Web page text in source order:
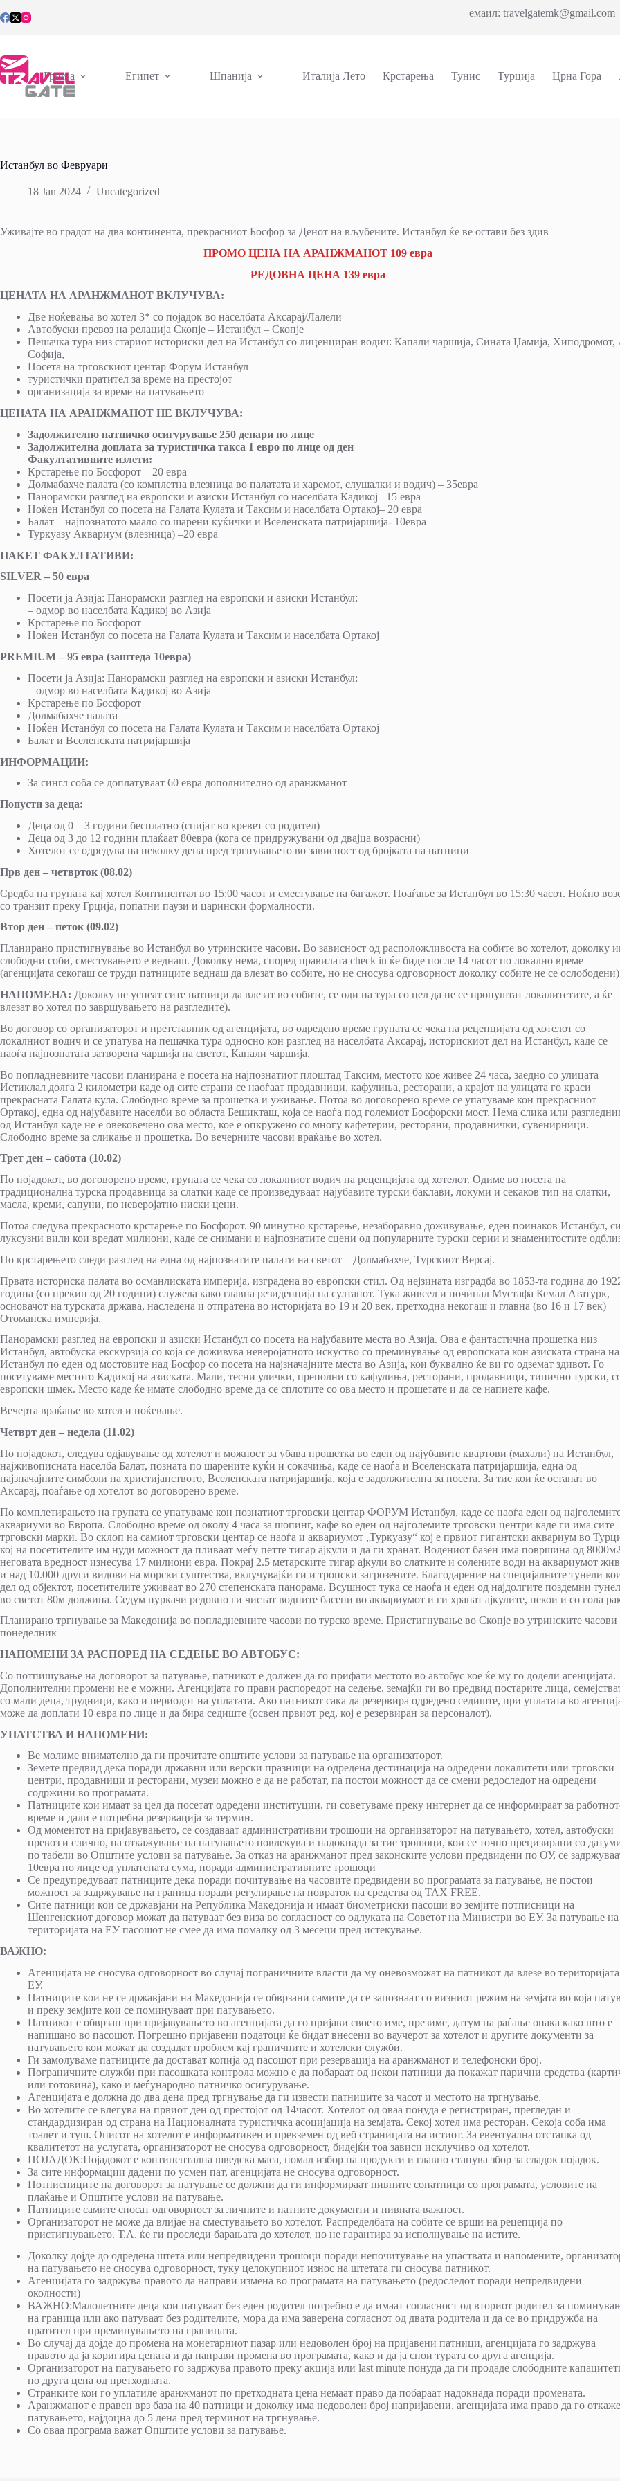
to
емаил:
Грција Египет Шпанија Италија Лето Крстарења Тунис Турција Црна Гора
Истанбул во Февруари
18 Jan 2024 Uncategorized
Уживајте во градот на два континента, прекрасниот Босфор за Денот на вљубените. Истанбул ќе ве остави без здив
ПРОМО ЦЕНА НА АРАНЖМАНОТ 109 евра
РЕДОВНА ЦЕНА 139 евра
ЦЕНАТА НА АРАНЖМАНОТ ВКЛУЧУВА:
Две ноќевања во хотел 3* со појадок во населбата Аксарај/Лалели
Автобуски превоз на релација Скопје – Истанбул – Скопје
Пешачка тура низ стариот историски дел на Истанбул со лиценциран водич: Капали чаршија, Сината Џамија, Хиподромот,
Софија,
Посета на трговскиот центар Форум Истанбул
туристички пратител за време на престојот
организација за време на патувањето
ЦЕНАТА НА АРАНЖМАНОТ НЕ ВКЛУЧУВА:
Задолжително патничко осигурување 250 денари по лице
Задолжителна доплата за туристичка такса 1 евро по лице од ден
Факултативните излети:
Крстарење по Босфорот – 20 евра
Долмабахче палата (со комплетна влезница во палатата и харемот, слушалки и водич) – 35евра
Панорамски разглед на европски и азиски Истанбул со населбата Кадикој– 15 евра
Ноќен Истанбул со посета на Галата Кулата и Таксим и населбата Ортакој– 20 евра
Балат – најпознатото маало со шарени куќички и Вселенската патријаршија- 10евра
Туркуазу Аквариум (влезница) –20 евра
ПАКЕТ ФАКУЛТАТИВИ:
SILVER – 50 евра
Посети ја Азија: Панорамски разглед на европски и азиски Истанбул:
– одмор во населбата Кадикој во Азија
Крстарење по Босфорот
Ноќен Истанбул со посета на Галата Кулата и Таксим и населбата Ортакој
PREMIUM – 95 евра (заштеда 10евра)
Посети ја Азија: Панорамски разглед на европски и азиски Истанбул:
– одмор во населбата Кадикој во Азија
Крстарење по Босфорот
Долмабахче палата
Ноќен Истанбул со посета на Галата Кулата и Таксим и населбата Ортакој
Балат и Вселенската патријаршија
ИНФОРМАЦИИ:
За сингл соба се доплатуваат 60 евра дополнително од аранжманот
Попусти за деца:
Деца од 0 – 3 години бесплатно (спијат во кревет со родител)
Деца од 3 до 12 години плаќаат 80евра (кога се придружувани од двајца возрасни)
Хотелот се одредува на неколку дена пред тргнувањето во зависност од бројката на патници
Прв ден – четврток (08.02)
Средба на групата кај хотел Континентал во 15:00 часот и сместување на багажот. Поаѓање за Истанбул во 15:30 часот. Ноќно
со транзит преку Грција, попатни паузи и царински формалности.
Втор ден – петок (09.02)
Планирано пристигнување во Истанбул во утринските часови. Во зависност од расположливостa на собите во хотелот, доколку
слободни соби, сместувањето е веднаш. Доколку нема, според правилата check in ќе биде после 14 часот по локално време
(агенцијата секогаш се труди патниците веднаш да влезат во собите, но не сносува одговорност доколку собите не се
НАПОМЕНА: Доколку не успеат сите патници да влезат во собите, се оди на тура со цел да не се пропуштат локалитетите, а ќе
влезат во хотел по завршувањето на разгледите).
Во договор со организаторот и претставник од агенцијата, во одредено време групата се чека на рецепцијата од хотелот со
локалниот водич и се упатува на пешачка тура односно кон разглед на населбата Аксарај, историскиот дел на Истанбул, каде се
наоѓа најпознатата затворена чаршија на светот, Капали чаршија.
Во попладневните часови планирана е посета на најпознатиот плоштад Таксим, местото кое живее 24 часа, заедно со улицата
Истиклал долга 2 километри каде од сите страни се наоѓаат продавници, кафулиња, ресторани, а крајот на улицата го краси
прекрасната Галата кула. Слободно време за прошетка и уживање. Потоа во договорено време се упатуваме кон прекрасниот
Ортакој, една од најубавите населби во областа Бешикташ, која се наоѓа под големиот Босфорски мост. Нема слика или
од Истанбул каде не е овековечено ова место, кое е опкружено со многу кафетерии, ресторани, продавнички, сувенирници.
Слободно време за сликање и прошетка. Во вечерните часови враќање во хотел.
Трет ден – сабота (10.02)
По појадокот, во договорено време, групата се чека со локалниот водич на рецепцијата од хотелот. Одиме во посета на
традиционална турска продавница за слатки каде се произведуваат најубавите турски баклави, локуми и секаков тип на слатки,
масла, креми, сапуни, по неверојатно ниски цени.
Потоа следува прекрасното крстарење по Босфорот. 90 минутно крстарење, незаборавно доживување, еден поинаков Истанбул,
луксузни вили кои вредат милиони, каде се снимани и најпознатите сцени од популарните турски серии и знаменитостите
По крстарењето следи разглед на една од најпознатите палати на светот – Долмабахче, Турскиот Версај.
Првата историска палата во османлиската империја, изградена во европски стил. Од нејзината изградба во 1853-та година до
година (со прекин од 20 години) служела како главна резиденција на султанот. Тука живеел и починал Мустафа Кемал Ататурк,
основачот на турската држава, наследена и отпратена во историјата во 19 и 20 век, претходна некогаш и главна (во 16 и 17 век)
Отоманска империја.
Панорамски разглед на европски и азиски Истанбул со посета на најубавите места во Азија. Ова е фантастична прошетка низ
Истанбул, автобуска екскурзија со која се доживува неверојатното искуство со преминување од европската кон азиската страна на
Истанбул по еден од мостовите над Босфор со посета на најзначајните места во Азија, кои буквално ќе ви го одземат здивот. Го
посетуваме местото Кадикој на азиската. Мали, тесни улички, преполни со кафулиња, ресторани, продавници, типично турски,
европски шмек. Место каде ќе имате слободно време да се сплотите со ова место и прошетате и да се напиете кафе.
Вечерта враќање во хотел и ноќевање.
Четврт ден – недела (11.02)
По појадокот, следува одјавување од хотелот и можност за убава прошетка во еден од најубавите квартови (махали) на Истанбул,
најживописната населба Балат, позната по шарените куќи и сокачиња, каде се наоѓа и Вселенската патријаршија, една од
најзначајните симболи на христијанството, Вселенската патријаршија, која е задолжителна за посета. За тие кои ќе останат во
Аксарај, поаѓање од хотелот во договорено време.
По комплетирањето на групата се упатуваме кон познатиот трговски центар ФОРУМ Истанбул, каде се наоѓа еден од
аквариуми во Европа. Слободно време од околу 4 часа за шопинг, кафе во еден од најголемите трговски центри каде ги има сите
трговски марки. Во склоп на самиот трговски центар се наоѓа и аквариумот „Туркуазу“ кој е првиот гигантски аквариум во
кој на посетителите им нуди можност да пливаат меѓу петте тигар ајкули и да ги хранат. Водениот базен има површина од
неговата вредност изнесува 17 милиони евра. Покрај 2.5 метарските тигар ајкули во слатките и солените води на аквариумот
и над 10.000 други видови на морски суштества, вклучувајќи ги и тропски загрозените. Благодарение на специјалните тунели
дел од објектот, посетителите уживаат во 270 степенската панорама. Всушност тука се наоѓа и еден од најдолгите поздемни
во светот 80м должина. Седум нуркачи редовно ги чистат водните басени во аквариумот и ги хранат ајкулите, некои и со гола
Планирано тргнување за Македонија во попладневните часови по турско време. Пристигнување во Скопје во утринските часови
понеделник
НАПОМЕНИ ЗА РАСПОРЕД НА СЕДЕЊЕ ВО АВТОБУС:
Со потпишување на договорот за патување, патникот е должен да го прифати местото во автобус кое ќе му го додели агенцијата.
Дополнителни промени не е можни. Агенцијата го прави распоредот на седење, земајќи ги во предвид постарите лица,
со мали деца, трудници, како и периодот на уплатата. Ако патникот сака да резервира одредено седиште, при уплатата во
може да доплати 10 евра по лице и да бира седиште (освен првиот ред, кој е резервиран за персоналот).
УПАТСТВА И НАПОМЕНИ:
Ве молиме внимателно да ги прочитате општите услови за патување на организаторот.
Земете предвид дека поради државни или верски празници на одредена дестинација на одредени локалитети или трговски
центри, продавници и ресторани, музеи можно е да не работат, па постои можност да се смени редоследот на одредени
содржини во програмата.
Патниците кои имаат за цел да посетат одредени институции, ги советуваме преку интернет да се информираат за
време и дали е потребна резервација за термин.
Од моментот на пријавувањето, се создаваат административни трошоци на организаторот на патувањето, хотел, автобуски
превоз и слично, па откажување на патувањето повлекува и надокнада за тие трошоци, кои се точно прецизирани со
по табели во Општите услови за патување. За отказ на аранжманот пред законските услови предвидени по ОУ, се
10евра по лице од уплатената сума, поради административните трошоци
Се предупредуваат патниците дека поради почитување на часовите предвидени во програмата за патување, не постои
можност за задржување на граница поради регулирање на повраток на средства од TAX FREE.
Сите патници кои се државјани на Република Македонија и имаат биометриски пасоши во земјите потписници на
Шенгенскиот договор можат да патуваат без виза во согласност со одлуката на Советот на Министри во ЕУ. За патување на
територијата на ЕУ пасошот не смее да има помалку од 3 месеци пред истекување.
ВАЖНО:
Агенцијата не сносува одговорност во случај пограничните власти да му оневозможат на патникот да влезе во
ЕУ.
Патниците кои не се државјани на Македонија се обврзани самите да се запознаат со визниот режим на земјата во која
и преку земјите кои се поминуваат при патувањето.
Патникот е обврзан при пријавувањето во агенцијата да го пријави своето име, презиме, датум на раѓање онака како што е
напишано во пасошот. Погрешно пријавени податоци ќе бидат внесени во ваучерот за хотелот и другите документи за
патувањето кои можат да создадат проблем кај граничните и хотелски служби.
Ги замолуваме патниците да достават копија од пасошот при резервација на аранжманот и телефонски број.
Пограничните служби при пасошката контрола можно е да побараат од некои патници да покажат парични средства
или готовина), како и меѓународно патничко осигурување.
Агенцијата е должна до два дена пред тргнување да ги извести патниците за часот и местото на тргнување.
Во хотелите се влегува на првиот ден од престојот од 14часот. Хотелот од оваа понуда е регистриран, прегледан и
стандардизиран од страна на Националната туристичка асоцијација на земјата. Секој хотел има ресторан. Секоја соба има
тоалет и туш. Описот на хотелот е информативен и превземен од веб страницата на истиот. За евентуална отстапка од
квалитетот на услугата, организаторот не сносува одговорност, бидејќи тоа зависи исклучиво од хотелот.
ПОЈАДОК:Појадокот е континентална шведска маса, помал избор на продукти и главно станува збор за сладок појадок.
За сите информации дадени по усмен пат, агенцијата не сносува одговорност.
Потписниците на договорот за патување се должни да ги информираат нивните сопатници со програмата, условите на
плаќање и Општите услови на патување.
Патниците самите сносат одговорност за личните и патните документи и нивната важност.
Организаторот не може да влијае на сместувањето во хотелот. Распределбата на собите се врши на рецепција по
пристигнувањето. Т.А. ќе ги проследи барањата до хотелот, но не гарантира за исполнување на истите.
Доколку дојде до одредена штета или непредвидени трошоци поради непочитување на упаствата и напомените,
на патувањето не сносува одговорност, туку целокупниот износ на штетата ги сносува патникот.
Агенцијата го задржува правото да направи измена во програмата на патувањето (редоследот поради непредвидени
околности)
ВАЖНО:Малолетните деца кои патуваат без еден родител потребно е да имаат согласност од вториот родител за
на граница или ако патуваат без родителите, мора да има заверена согласнот од двата родитела и да се во придружба на
пратител при преминувањето на границата.
Во случај да дојде до промена на монетарниот пазар или недоволен број на пријавени патници, агенцијата го задржува
правото да ја коригира цената и да направи промена во програмата, како и да ја спои турата со друга агенција.
Организаторот на патувањето го задржува правото преку акција или last minute понуда да ги продаде слободните
по друга цена од претходната.
Странките кои го уплатиле аранжманот по претходната цена немаат право да побараат надокнада поради промената.
Аранжманот е правен врз база на 40 патници и доколку има недоволен број напријавени, агенцијата има право да го откаже
патувањето, најдоцна до 5 дена пред терминот на тргнување.
Со оваа програма важат Општите услови за патување.